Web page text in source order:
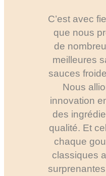
C’est avec
que nous
de
meilleures
sauces
Nous
innovation
des
qualité. Et
chaque
classiques